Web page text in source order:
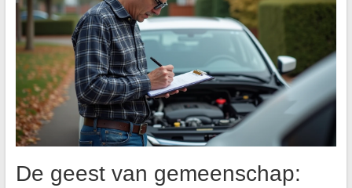
De geest van gemeenschap: